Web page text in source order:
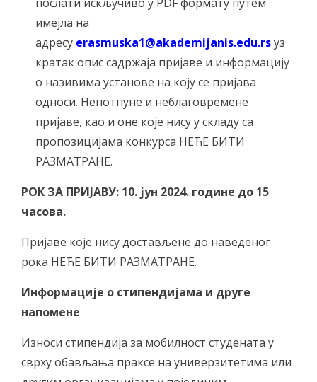
имејла на
адресу erasmuska1@akademijanis.edu.rsуз
кратак опис садржаја пријаве и информацију
о називима установе на коју се пријава
односи. Непотпуне и неблаговремене
пријаве, као и оне које нису у складу са
пропозицијама конкурса НЕЋЕ БИТИ
РАЗМАТРАНЕ.
РОК ЗА ПРИЈАВУ: 10. јун 2024. године до 15
часова.
Пријаве које нису достављене до наведеног
рока НЕЋЕ БИТИ РАЗМАТРАНЕ.
Информације о стипендијама и друге
напомене
Износи стипендија за мобилност студената у
сврху обављања праксе на универзитетима или